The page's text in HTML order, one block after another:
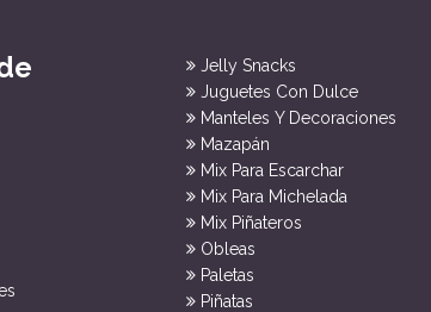
Jelly Snacks
Juguetes Con Dulce
Manteles Y Decoraciones
Mazapán
Mix Para Escarchar
Mix Para Michelada
Mix Piñateros
Obleas
Paletas
Piñatas